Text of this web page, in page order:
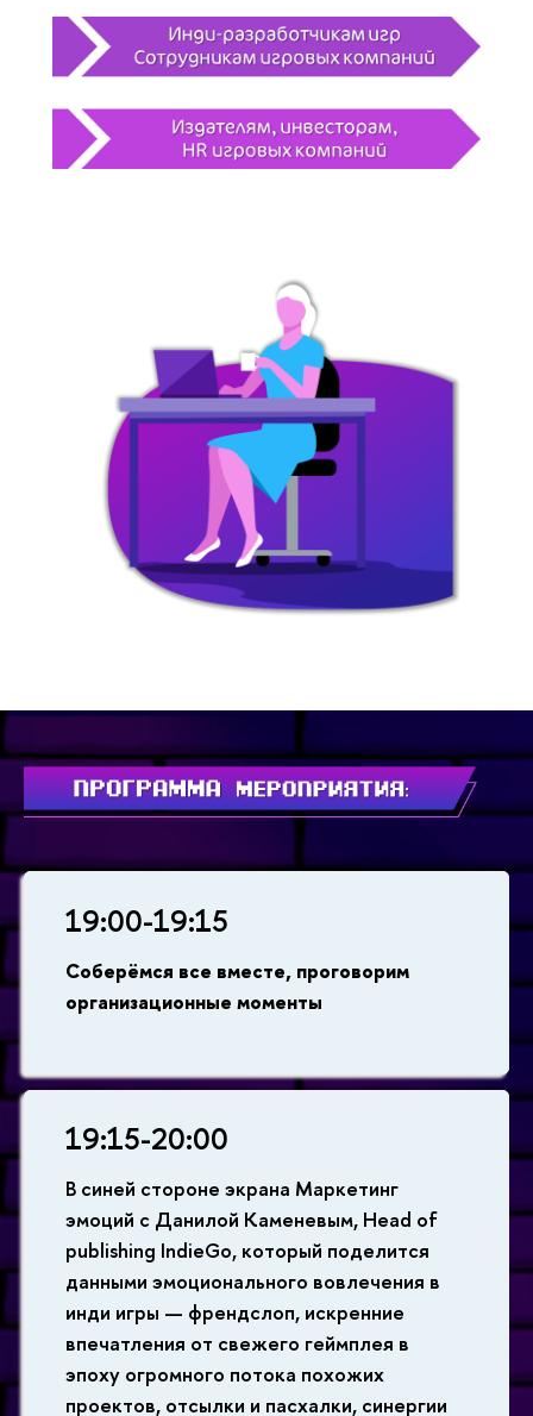
19:00-19:15
Соберёмся все вместе, проговорим
организационные моменты
19:15-20:00
В синей стороне экрана Маркетинг
эмоций с Данилой Каменевым, Head of
publishing IndieGo, который поделится
данными эмоционального вовлечения в
инди игры — френдслоп, искренние
впечатления от свежего геймплея в
эпоху огромного потока похожих
проектов, отсылки и пасхалки, синергии